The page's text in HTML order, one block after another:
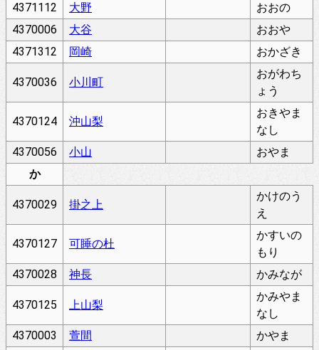
4371112
大野
おおの
4370006
大谷
おおや
4371312
岡崎 おかざき
4370036 小川町
おがわち
ょう
4370124 沖山梨
おきやま
なし
4370056
小山
おやま
か
4370029 掛之上
かけのう
え
4370127 可睡の杜
かすいの
もり
4370028
神長 かみなが
4370125 上山梨
かみやま
なし
4370003
萱間
かやま